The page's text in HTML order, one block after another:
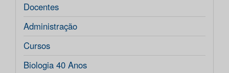
Docentes
Administração
Cursos
Biologia 40 Anos